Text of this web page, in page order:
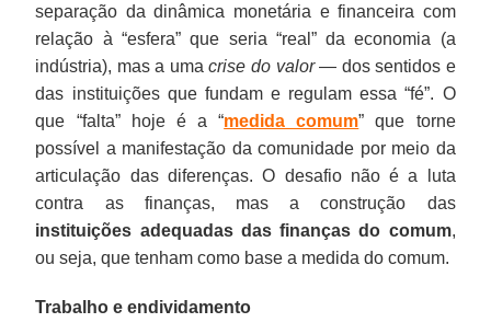
separação da dinâmica monetária e financeira com
relação à “esfera” que seria “real” da economia (a
indústria), mas a umacrise do valor— dos sentidos e
das instituições que fundam e regulam essa “fé”. O
que “falta” hoje é a “medida comum” que torne
possível a manifestação da comunidade por meio da
articulação das diferenças. O desafio não é a luta
contra as finanças, mas a construção das
instituições adequadas das finanças do comum,
ou seja, que tenham como base a medida do comum.
Trabalho e endividamento